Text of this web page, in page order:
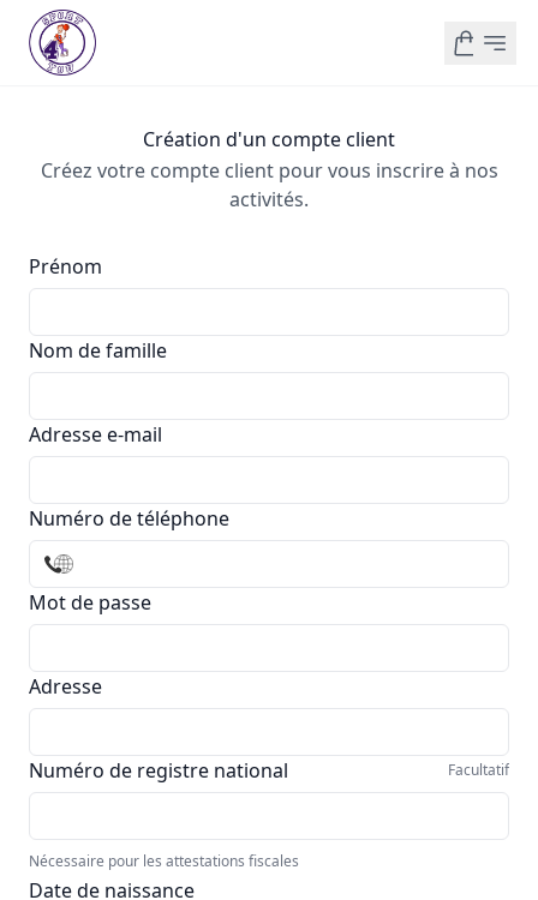
Création d'un compte client
Créez votre compte client pour vous inscrire à nos
activités.
Prénom
Nom de famille
Adresse e-mail
Numéro de téléphone
Mot de passe
Adresse
Numéro de registre national Facultatif
Nécessaire pour les attestations fiscales
Date de naissance